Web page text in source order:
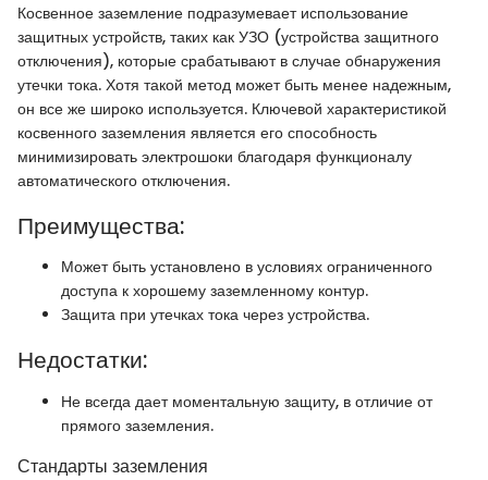
Косвенное заземление подразумевает использование
защитных устройств, таких как УЗО (устройства защитного
отключения), которые срабатывают в случае обнаружения
утечки тока. Хотя такой метод может быть менее надежным,
он все же широко используется. Ключевой характеристикой
косвенного заземления является его способность
минимизировать электрошоки благодаря функционалу
автоматического отключения.
Преимущества:
Может быть установлено в условиях ограниченного
доступа к хорошему заземленному контур.
Защита при утечках тока через устройства.
Недостатки:
Не всегда дает моментальную защиту, в отличие от
прямого заземления.
Стандарты заземления